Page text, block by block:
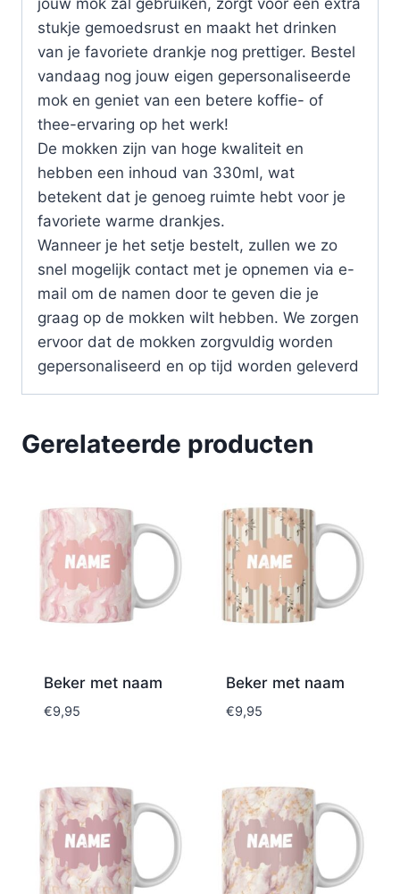
stukje gemoedsrust en maakt het drinken
van je favoriete drankje nog prettiger. Bestel
vandaag nog jouw eigen gepersonaliseerde
mok en geniet van een betere koffie- of
thee-ervaring op het werk!
De mokken zijn van hoge kwaliteit en
hebben een inhoud van 330ml, wat
betekent dat je genoeg ruimte hebt voor je
favoriete warme drankjes.
Wanneer je het setje bestelt, zullen we zo
snel mogelijk contact met je opnemen via e-
mail om de namen door te geven die je
graag op de mokken wilt hebben. We zorgen
ervoor dat de mokken zorgvuldig worden
gepersonaliseerd en op tijd worden geleverd
Gerelateerde producten
Beker met naam
€9,95
Beker met naam
€9,95